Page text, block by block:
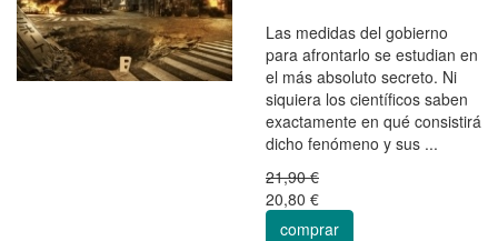
Las medidas del gobierno
para afrontarlo se estudian en
el más absoluto secreto. Ni
siquiera los científicos saben
exactamente en qué consistirá
dicho fenómeno y sus ...
21,90 €
20,80 €
comprar